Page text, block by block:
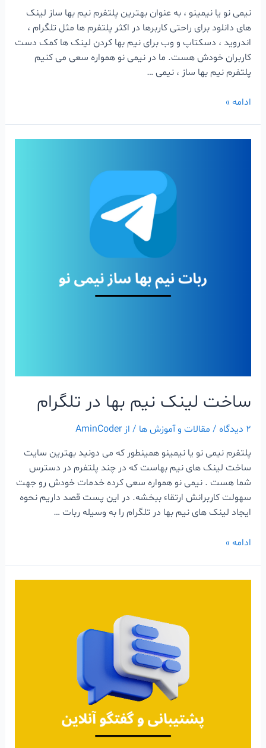
نیمی نو یا نیمینو ، به عنوان بهترین پلتفرم نیم بها ساز لینک
های دانلود برای راحتی کاربرها در اکثر پلتفرم ها مثل تلگرام ،
اندروید ، دسکتاپ و وب برای نیم بها کردن لینک ها کمک دست
کاربران خودش هست. ما در نیمی نو همواره سعی می کنیم
پلتفرم نیم بها ساز ، نیمی …
ادامه »
ساخت لینک نیم بها در تلگرام
۲ دیدگاه / مقالات و آموزش ها / از AminCoder
پلتفرم نیمی نو یا نیمینو همینطور که می دونید بهترین سایت
ساخت لینک های نیم بهاست که در چند پلتفرم در دسترس
شما هست . نیمی نو همواره سعی کرده خدمات خودش رو جهت
سهولت کاربرانش ارتقاء ببخشه. در این پست قصد داریم نحوه
ایجاد لینک های نیم بها در تلگرام را به وسیله ربات …
ادامه »